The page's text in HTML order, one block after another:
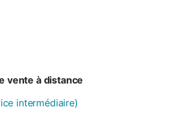
vente à distance
intermédiaire)